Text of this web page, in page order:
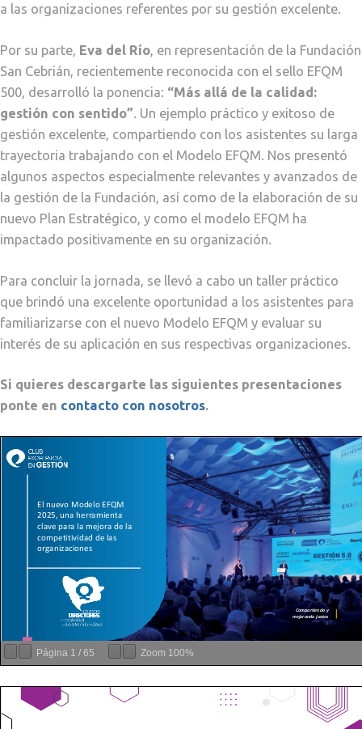
a las organizaciones referentes por su gestión excelente.
Por su parte, Eva del Río, en representación de la Fundación
San Cebrián, recientemente reconocida con el sello EFQM
500, desarrolló la ponencia: “Más allá de la calidad:
gestión con sentido”. Un ejemplo práctico y exitoso de
gestión excelente, compartiendo con los asistentes su larga
trayectoria trabajando con el Modelo EFQM. Nos presentó
algunos aspectos especialmente relevantes y avanzados de
la gestión de la Fundación, así como de la elaboración de su
nuevo Plan Estratégico, y como el modelo EFQM ha
impactado positivamente en su organización.
Para concluir la jornada, se llevó a cabo un taller práctico
que brindó una excelente oportunidad a los asistentes para
familiarizarse con el nuevo Modelo EFQM y evaluar su
interés de su aplicación en sus respectivas organizaciones.
Si quieres descargarte las siguientes presentaciones
ponte en contacto con nosotros.
Página 1 / 65 Zoom 100%